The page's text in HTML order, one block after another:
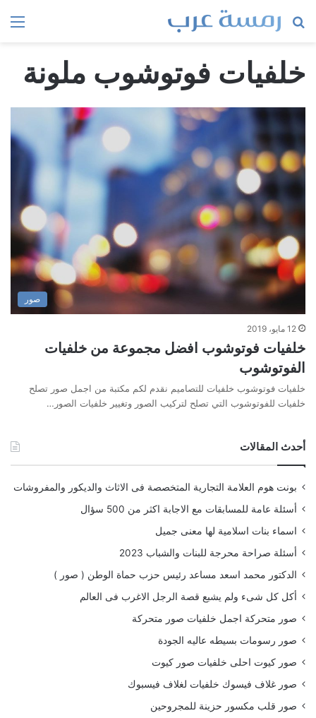
بحث
خلفيات فوتوشوب ملونة
صور
12 مايو، 2019
خلفيات فوتوشوب افضل مجموعة من خلفيات
الفوتوشوب
خلفيات فوتوشوب خلفيات للتصاميم نقدم لكم مكتبة من اجمل صور تصلح
خلفيات للفوتوشوب التي تصلح لتركيب الصور وتغيير خلفيات الصور…
أحدث المقالات
بونت هوم العلامة التجارية المتخصصة فى الاثاث والديكور والمفروشات
أسئلة عامة للمسابقات مع الاجابة اكثر من 500 سؤال
اسماء بنات اسلامية لها معنى جميل
أسئلة صراحة محرجة للبنات والشباب 2023
الدكتور محمد اسعد مساعد رئيس حزب حماة الوطن ( صور )
أكل كل شىء ولم يشبع قصة الرجل الاغرب فى العالم
صور متحركة اجمل خلفيات صور متحركة
صور رسومات بسيطه عاليه الجودة
صور كيوت احلى خلفيات صور كيوت
صور غلاف فيسوك خلفيات لغلاف فيسبوك
صور قلب مكسور حزينة للمجروحين